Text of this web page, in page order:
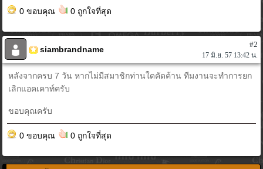
0 ขอบคุณ 0 ถูกใจที่สุด
siambrandname
#2
17 มิ.ย. 57 13:42 น.
หลังจากครบ 7 วัน หากไม่มีสมาชิกท่านใดคัดค้าน ทีมงานจะทำการยก
เลิกแอคเคาท์ครับ
ขอบคุณครับ
0 ขอบคุณ 0 ถูกใจที่สุด